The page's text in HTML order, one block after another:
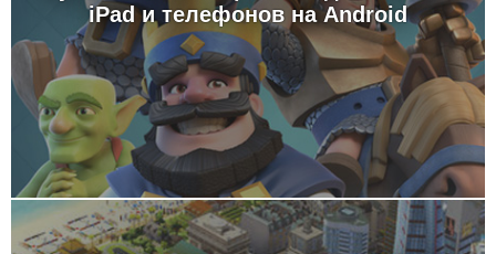
iPad и телефонов на Android